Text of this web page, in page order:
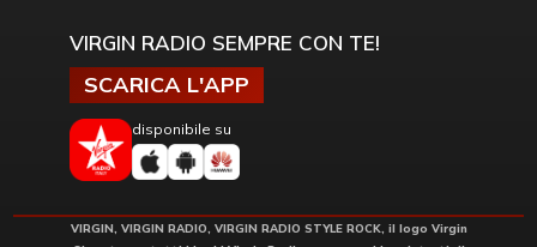
VIRGIN RADIO SEMPRE CON TE!
SCARICA L'APP
disponibile su
VIRGIN, VIRGIN RADIO, VIRGIN RADIO STYLE ROCK, il logo Virgin